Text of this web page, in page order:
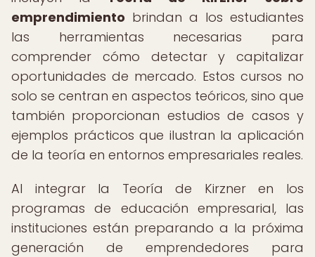
emprendimiento brindan a los estudiantes
las herramientas necesarias para
comprender cómo detectar y capitalizar
oportunidades de mercado. Estos cursos no
solo se centran en aspectos teóricos, sino que
también proporcionan estudios de casos y
ejemplos prácticos que ilustran la aplicación
de la teoría en entornos empresariales reales.
Al integrar la Teoría de Kirzner en los
programas de educación empresarial, las
instituciones están preparando a la próxima
generación de emprendedores para